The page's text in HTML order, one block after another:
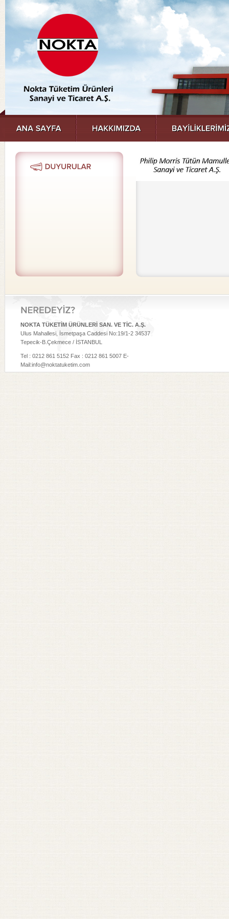
NOKTA TÜKETİM ÜRÜNLERİ SAN. VE TİC. A.Ş.
Ulus Mahallesi, İsmetpaşa Caddesi No:19/1-2 34537
Tepecik-B.Çekmece / İSTANBUL
Tel : 0212 861 5152 Fax : 0212 861 5007 E-
Mail:info@noktatuketim.com